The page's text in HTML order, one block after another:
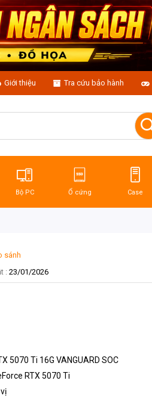
Giới thiệu Tra cứu bảo hành
Bộ PC Ổ cứng Case
sánh
: 23/01/2026
5070 Ti 16G VANGUARD SOC
RTX 5070 Ti